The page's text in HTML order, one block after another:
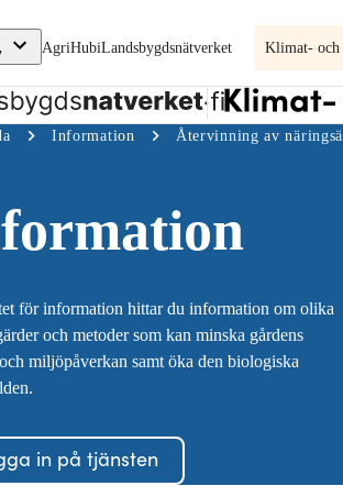
AgriHubiLandsbygdsnätverket Klimat-
Information Återvinning av
för information hittar du information om olika
och metoder som kan minska gårdens
miljöpåverkan samt öka den biologiska
in på tjänsten